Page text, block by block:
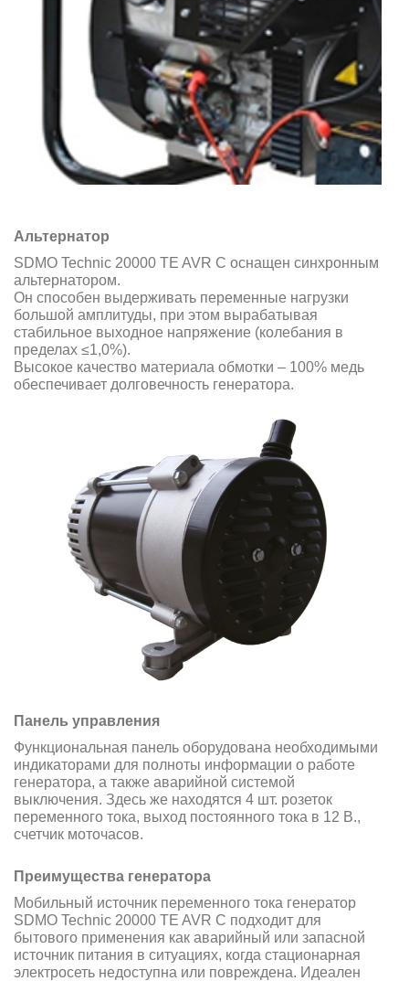
Альтернатор
SDMO Technic 20000 TE AVR C оснащен синхронным
альтернатором.
Он способен выдерживать переменные нагрузки
большой амплитуды, при этом вырабатывая
стабильное выходное напряжение (колебания в
пределах ≤1,0%).
Высокое качество материала обмотки – 100% медь
обеспечивает долговечность генератора.
Панель управления
Функциональная панель оборудована необходимыми
индикаторами для полноты информации о работе
генератора, а также аварийной системой
выключения. Здесь же находятся 4 шт. розеток
переменного тока, выход постоянного тока в 12 В.,
cчетчик моточасов.
Преимущества генератора
Мобильный источник переменного тока генератор
SDMO Technic 20000 TE AVR C подходит для
бытового применения как аварийный или запасной
источник питания в ситуациях, когда стационарная
электросеть недоступна или повреждена. Идеален